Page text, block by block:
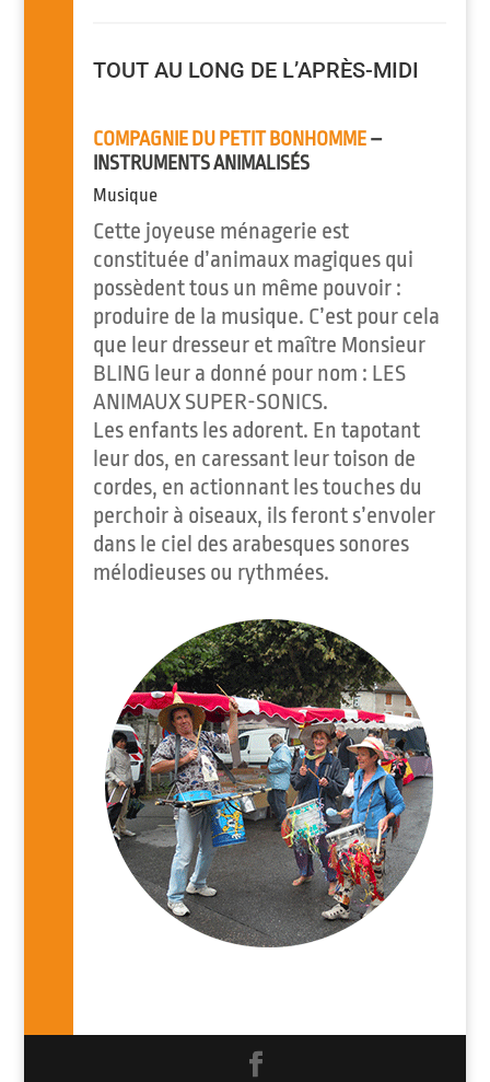
TOUT AU LONG DE L’APRÈS-MIDI
COMPAGNIE DU PETIT BONHOMME –
INSTRUMENTS ANIMALISÉS
Musique
Cette joyeuse ménagerie est
constituée d’animaux magiques qui
possèdent tous un même pouvoir :
produire de la musique. C’est pour cela
que leur dresseur et maître Monsieur
BLING leur a donné pour nom : LES
ANIMAUX SUPER-SONICS.
Les enfants les adorent. En tapotant
leur dos, en caressant leur toison de
cordes, en actionnant les touches du
perchoir à oiseaux, ils feront s’envoler
dans le ciel des arabesques sonores
mélodieuses ou rythmées.